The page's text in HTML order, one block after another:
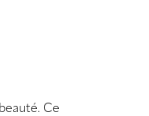
Ce